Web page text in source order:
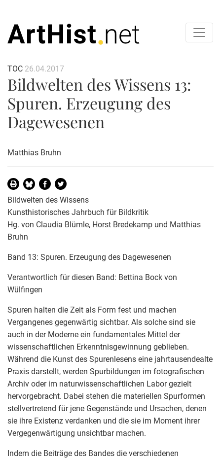
TOC 26.04.2017
Bildwelten des Wissens 13:
Spuren. Erzeugung des
Dagewesenen
Matthias Bruhn
Bildwelten des Wissens
Kunsthistorisches Jahrbuch für Bildkritik
Hg. von Claudia Blümle, Horst Bredekamp und Matthias
Bruhn
Band 13: Spuren. Erzeugung des Dagewesenen
Verantwortlich für diesen Band: Bettina Bock von
Wülfingen
Spuren halten die Zeit als Form fest und machen
Vergangenes gegenwärtig sichtbar. Als solche sind sie
auch in der Moderne ein fundamentales Mittel der
wissenschaftlichen Erkenntnisgewinnung geblieben.
Während die Kunst des Spurenlesens eine jahrtausendealte
Praxis darstellt, werden Spurbildungen im fotografischen
Archiv oder im naturwissenschaftlichen Labor gezielt
hervorgebracht. Dabei stehen die materiellen Spurformen
stellvertretend für jene Gegenstände und Ursachen, denen
sie ihre Existenz verdanken und die sie im Moment ihrer
Vergegenwärtigung unsichtbar machen.
Indem die Beiträge des Bandes die verschiedenen